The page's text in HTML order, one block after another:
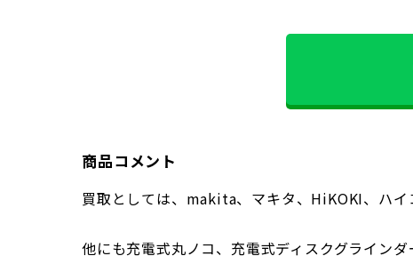
商品コメント
買取としては、makita、マキタ、HiKOKI、ハイ
他にも充電式丸ノコ、充電式ディスクグライン